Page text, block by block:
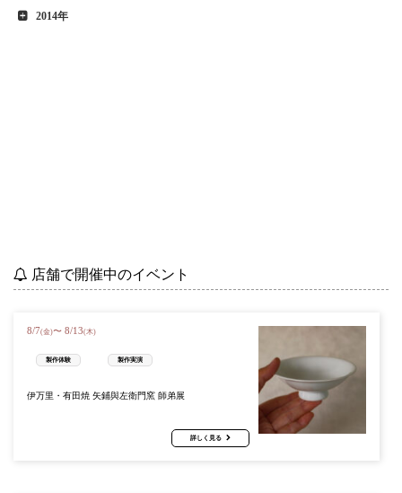
2014年
店舗で開催中のイベント
8/7(金)〜 8/13(木)
製作体験 製作実演
伊万里・有田焼 矢鋪與左衛門窯 師弟展
詳しく見る